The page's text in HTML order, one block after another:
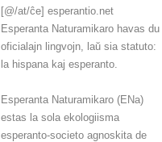
[@/at/ĉe] esperantio.net
Esperanta Naturamikaro havas du
oficialajn lingvojn, laŭ sia statuto:
la hispana kaj esperanto.
Esperanta Naturamikaro (ENa)
estas la sola ekologiisma
esperanto-societo agnoskita de